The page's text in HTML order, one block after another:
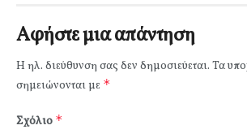
Αφήστε μια απάντηση
Η ηλ. διεύθυνση σας δεν δημοσιεύεται. Τα
σημειώνονται με *
Σχόλιο *